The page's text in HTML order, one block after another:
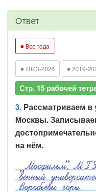
Ответ
● Все года
● 2023-2026 ● 2019-
Стр. 15 рабочей
3. Рассматриваем в
Москвы.
на нём.